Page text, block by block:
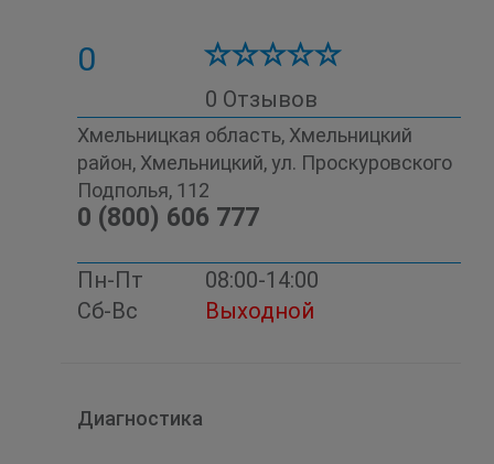
0
0 Отзывов
Хмельницкая область, Хмельницкий
район, Хмельницкий, ул. Проскуровского
Подполья, 112
0 (800) 606 777
Пн-Пт
08:00-14:00
Сб-Вс
Выходной
Диагностика